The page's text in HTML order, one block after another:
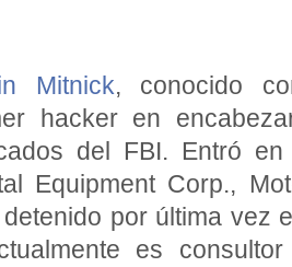
Mitnick, conocido
hacker en
del FBI. Entró
Equipment Corp.,
detenido por última vez
es